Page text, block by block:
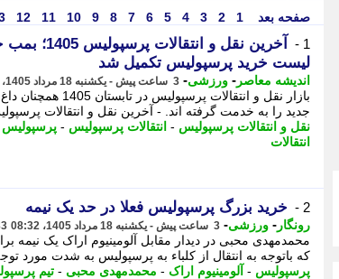
صفحه بعد
1
2
3
4
5
6
7
8
9
10
11
12
1 -
آخرین نقل
لیست خرید پرسپولیس تکمیل شد
اندیشه معاصر - ورزشی- 3 ساعت پیش - یکشنبه 18 مرداد 1405، 08:38
بازار نقل و
جدید را به خدمت گرفته اند. - آخرین نقل و انتقالات پرسپولیس 1405؛ بمب
نقل و انتقالات پرسپولیس - انتقالات پرسپولیس - پرسپولیس
انتقالات
2 - خرید بزرگ پرسپولیس فعلا در حد یک نیمه
رونگار - ورزشی- 3 ساعت پیش - یکشنبه 18 مرداد 1405، 08:32
محمدمهدی محبی در دیدار مقابل آلومینیوم اراک یک
که باتوجه به انتقال از کلباء به پرسپولیس به شدت مورد
پرسپولیس - آلومینیوم اراک - محمدمهدی محبی - تیم